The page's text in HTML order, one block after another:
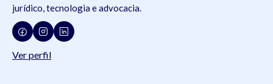
jurídico, tecnologia e advocacia.
Ver perfil